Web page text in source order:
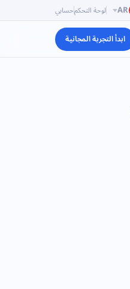
AR لوحة التحكمحسابي
ابدأ التجربة المجانية